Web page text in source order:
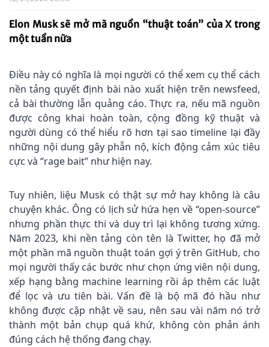
Elon Musk sẽ mở mã nguồn “thuật toán” của X trong
một tuần nữa
Điều này có nghĩa là mọi người có thể xem cụ thể cách
nền tảng quyết định bài nào xuất hiện trên newsfeed,
cả bài thường lẫn quảng cáo. Thực ra, nếu mã nguồn
được công khai hoàn toàn, cộng đồng kỹ thuật và
người dùng có thể hiểu rõ hơn tại sao timeline lại đầy
những nội dung gây phẫn nộ, kích động cảm xúc tiêu
cực và “rage bait” như hiện nay.
Tuy nhiên, liệu Musk có thật sự mở hay không là câu
chuyện khác. Ông có lịch sử hứa hẹn về “open‑source”
nhưng phần thực thi và duy trì lại không tương xứng.
Năm 2023, khi nền tảng còn tên là Twitter, họ đã mở
một phần mã nguồn thuật toán gợi ý trên GitHub, cho
mọi người thấy các bước như chọn ứng viên nội dung,
xếp hạng bằng machine learning rồi áp thêm các luật
để lọc và ưu tiên bài. Vấn đề là bộ mã đó hầu như
không được cập nhật về sau, nên sau vài năm nó trở
thành một bản chụp quá khứ, không còn phản ánh
đúng cách hệ thống đang chạy.